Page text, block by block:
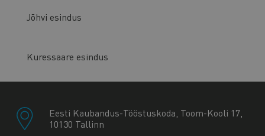
Jõhvi esindus
Kuressaare esindus
Eesti Kaubandus-Tööstuskoda, Toom-Kooli 17,
10130 Tallinn